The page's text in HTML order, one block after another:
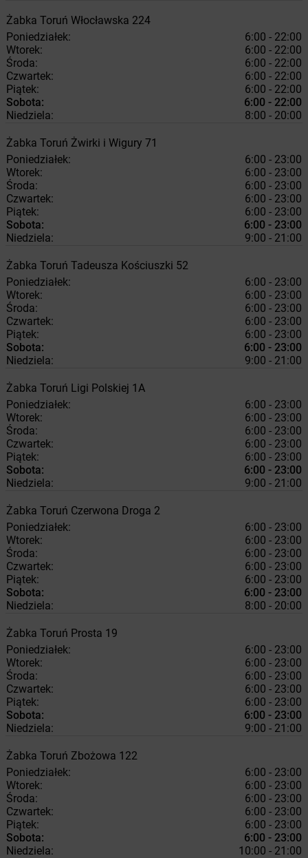
Żabka Toruń Włocławska 224
Poniedziałek:
6:00 - 22:00
Wtorek:
6:00 - 22:00
Środa:
6:00 - 22:00
Czwartek:
6:00 - 22:00
Piątek:
6:00 - 22:00
Sobota:
6:00 - 22:00
Niedziela:
8:00 - 20:00
Żabka Toruń Żwirki i Wigury 71
Poniedziałek:
6:00 - 23:00
Wtorek:
6:00 - 23:00
Środa:
6:00 - 23:00
Czwartek:
6:00 - 23:00
Piątek:
6:00 - 23:00
Sobota:
6:00 - 23:00
Niedziela:
9:00 - 21:00
Żabka Toruń Tadeusza Kościuszki 52
Poniedziałek:
6:00 - 23:00
Wtorek:
6:00 - 23:00
Środa:
6:00 - 23:00
Czwartek:
6:00 - 23:00
Piątek:
6:00 - 23:00
Sobota:
6:00 - 23:00
Niedziela:
9:00 - 21:00
Żabka Toruń Ligi Polskiej 1A
Poniedziałek:
6:00 - 23:00
Wtorek:
6:00 - 23:00
Środa:
6:00 - 23:00
Czwartek:
6:00 - 23:00
Piątek:
6:00 - 23:00
Sobota:
6:00 - 23:00
Niedziela:
9:00 - 21:00
Żabka Toruń Czerwona Droga 2
Poniedziałek:
6:00 - 23:00
Wtorek:
6:00 - 23:00
Środa:
6:00 - 23:00
Czwartek:
6:00 - 23:00
Piątek:
6:00 - 23:00
Sobota:
6:00 - 23:00
Niedziela:
8:00 - 20:00
Żabka Toruń Prosta 19
Poniedziałek:
6:00 - 23:00
Wtorek:
6:00 - 23:00
Środa:
6:00 - 23:00
Czwartek:
6:00 - 23:00
Piątek:
6:00 - 23:00
Sobota:
6:00 - 23:00
Niedziela:
9:00 - 21:00
Żabka Toruń Zbożowa 122
Poniedziałek:
6:00 - 23:00
Wtorek:
6:00 - 23:00
Środa:
6:00 - 23:00
Czwartek:
6:00 - 23:00
Piątek:
6:00 - 23:00
Sobota:
6:00 - 23:00
Niedziela:
10:00 - 21:00